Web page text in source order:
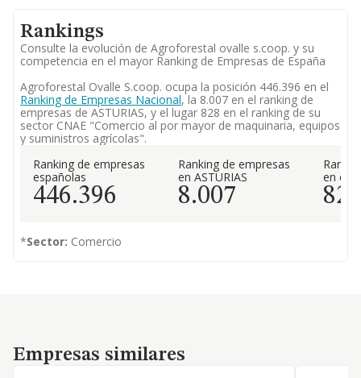
Rankings
Consulte la evolución de Agroforestal ovalle s.coop. y su
competencia en el mayor Ranking de Empresas de España
Agroforestal Ovalle S.coop. ocupa la posición 446.396 en el
Ranking de Empresas Nacional, la 8.007 en el ranking de
empresas de ASTURIAS, y el lugar 828 en el ranking de su
sector CNAE "Comercio al por mayor de maquinaria, equipos
y suministros agrícolas".
Ranking de empresas
españolas
446.396
Ranking de empresas
en ASTURIAS
8.007
en el
828
*Sector: Comercio
Empresas similares
Empresas similares